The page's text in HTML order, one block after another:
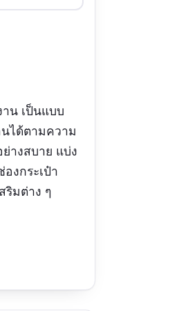
น เป็นแบบ
ได้ตามความ
างสบาย แบ่ง
งกระเป๋า
ริมต่าง ๆ